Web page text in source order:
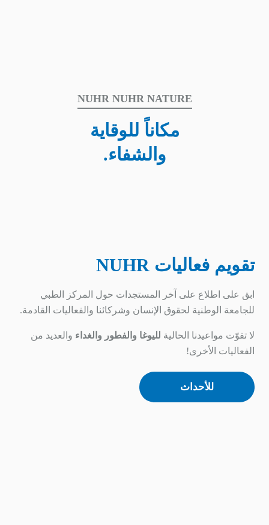
NUHR NUHR NATURE
مكاناً للوقاية
والشفاء.
تقويم فعاليات NUHR
ابق على اطلاع على آخر المستجدات حول المركز الطبي
للجامعة الوطنية لحقوق الإنسان وشركائنا والفعاليات القادمة.
لا تفوّت مواعيدنا الحالية لليوغا والفطور والغداء والعديد من
الفعاليات الأخرى!
للأحداث